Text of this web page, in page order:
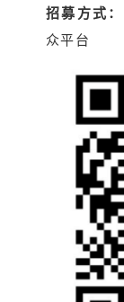
招募方式：
众平台